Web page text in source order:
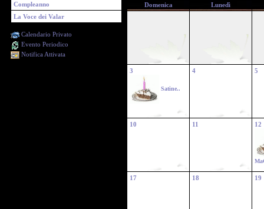
Compleanno
La Voce dei Valar
Calendario Privato
Evento Periodico
Notifica Attivata
Domenica Lunedì
3
Satine..
4 5
10 11 12
17 18 19